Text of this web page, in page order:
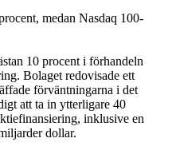
medan Nasdaq 100-
10 procent i förhandeln
Bolaget redovisade ett
förväntningarna i det
att ta in ytterligare 40
inklusive en
dollar.